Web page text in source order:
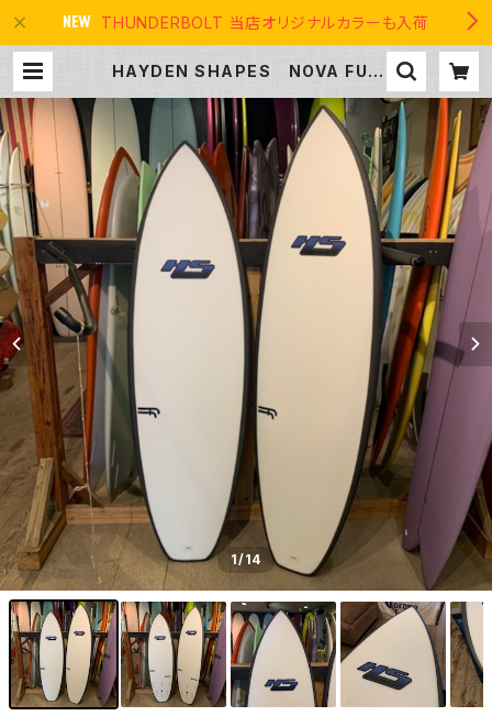
THUNDERBOLT 当店オリジナルカラーも入荷
HAYDEN SHAPES NOVA FUT
ニューモデル | THE USA SURF
1/14